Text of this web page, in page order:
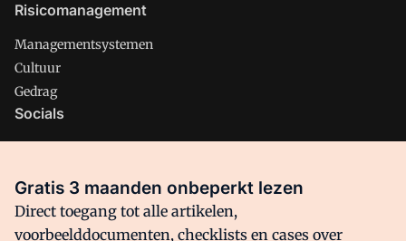
Risicomanagement
Managementsystemen
Cultuur
Gedrag
Socials
Facebook
Gratis 3 maanden onbeperkt lezen
Direct toegang tot alle artikelen,
voorbeelddocumenten, checklists en cases over